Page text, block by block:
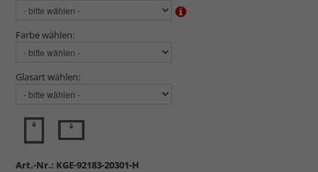
Farbe wählen:
Glasart wählen:
Art.-Nr.: KGE-92183-20301-H